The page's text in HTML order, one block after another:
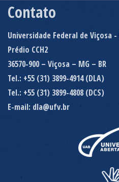
Contato
Universidade Federal de Viçosa -
Prédio CCH2
36570-900 – Viçosa – MG – BR
Tel.: +55 (31) 3899-4914 (DLA)
Tel.: +55 (31) 3899-4808 (DCS)
E-mail: dla@ufv.br